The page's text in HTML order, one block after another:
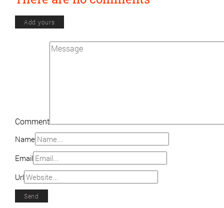
Add yours
Comment
Name
Email
Url